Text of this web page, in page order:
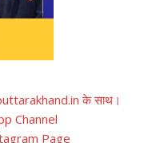
के साथ।
Channel
Page